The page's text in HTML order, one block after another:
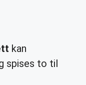
kan
spises to til